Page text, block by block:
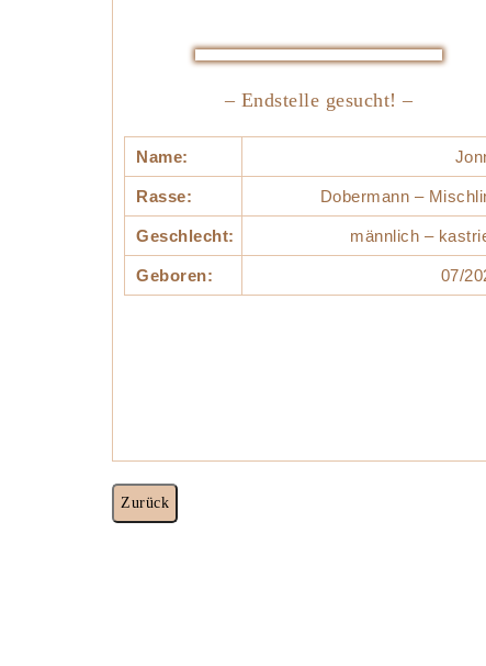
– Endstelle gesucht! –
Name:
Rasse: Dobermann –
Geschlecht: männlich –
Geboren: 07/